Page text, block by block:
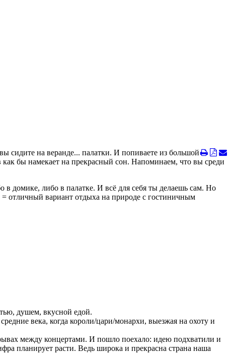
сидите на веранде... палатки. И попиваете из большой
бы намекает на прекрасный сон. Напоминаем, что вы среди
домике, либо в палатке. И всё для себя ты делаешь сам. Но
отличный вариант отдыха на природе с гостиничным
душем, вкусной едой.
века, когда короли/цари/монархи, выезжая на охоту и
между концертами. И пошло поехало: идею подхватили и
планирует расти. Ведь широка и прекрасна страна наша